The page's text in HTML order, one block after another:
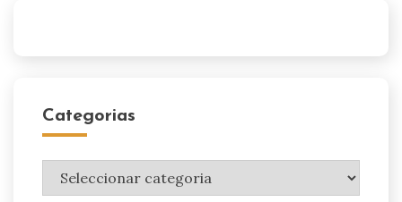
Categorias
Categorias